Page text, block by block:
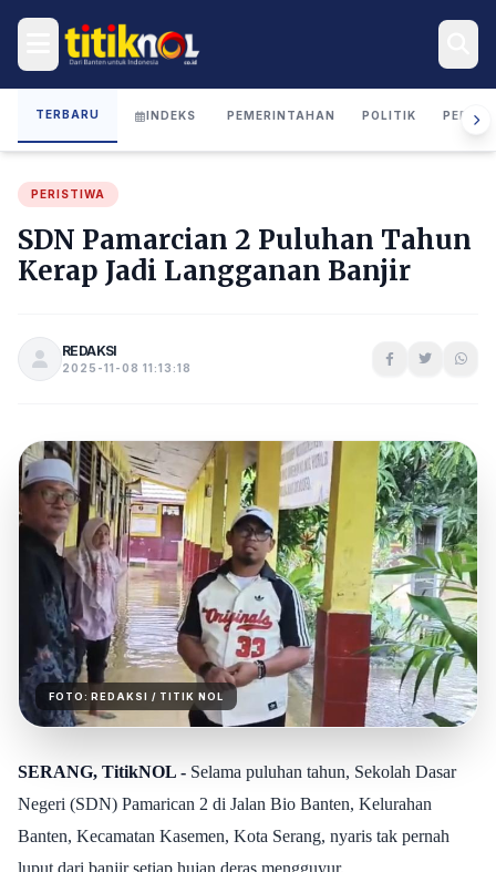
TERBARU INDEKS PEMERINTAHAN POLITIK
PERISTIWA
SDN Pamarcian 2 Puluhan Tahun
Kerap Jadi Langganan Banjir
REDAKSI
2025-11-08 11:13:18
FOTO:REDAKSI / TITIK NOL
SERANG, TitikNOL - Selama puluhan tahun, Sekolah Dasar
Negeri (SDN) Pamarican 2 di Jalan Bio Banten, Kelurahan
Banten, Kecamatan Kasemen, Kota Serang, nyaris tak pernah
luput dari banjir setiap hujan deras mengguyur.